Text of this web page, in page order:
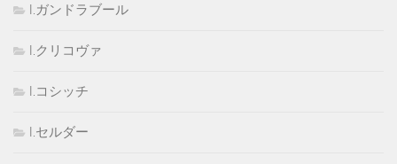
I.ガンドラブール
I.クリコヴァ
I.コシッチ
I.セルダー